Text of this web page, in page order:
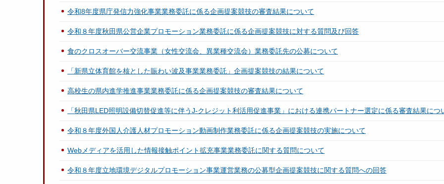
令和8年度県庁発信力強化事業業務委託に係る企画提案競技の審査結果について
令和８年度秋田県公営企業プロモーション業務委託に係る企画提案競技に対する質問及び回答
食のクロスオーバー交流事業（女性交流会、異業種交流会）業務委託先の公募について
「新県立体育館を核とした賑わい波及事業業務委託」企画提案競技の結果について
高校生の県内進学推進事業業務委託に係る企画提案競技の審査結果について
「秋田県LED照明設備切替促進等に伴うJ-クレジット利活用促進事業」における連携パートナー選定に係る審査結果につ
令和８年度外国人介護人材プロモーション動画制作業務委託に係る企画提案競技の実施について
Webメディアを活用した情報接触ポイント拡充事業業務委託に関する質問について
令和８年度立地環境デジタルプロモーション事業運営業務の公募型企画提案競技に関する質問への回答